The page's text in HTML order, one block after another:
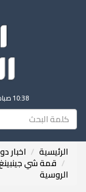
10:38 صباحاً
الرئيسية اخبار
قمة شي
الروسية